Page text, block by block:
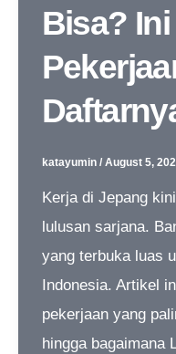
Bisa?
katayumin / August 5,
Kerja di Jepang
lulusan sarjana.
yang terbuka luas
Indonesia. Artikel
pekerjaan yang
hingga bagaimana